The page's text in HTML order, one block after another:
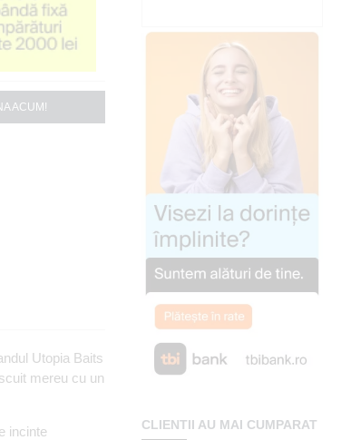
ACUM!
Utopia Baits
mereu cu un
incinte
CLIENTII AU MAI CUMPARAT